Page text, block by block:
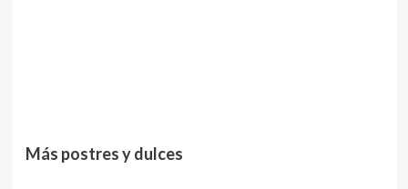
Más postres y dulces